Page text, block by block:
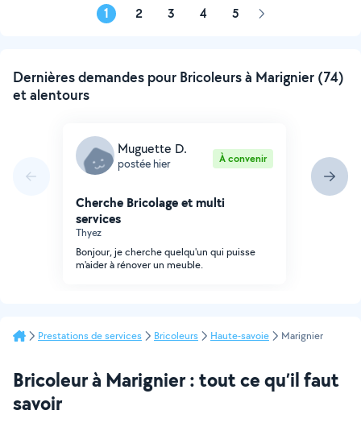
1 2 3 4 5 Page
Dernières demandes pour Bricoleurs à Marignier (74)
et alentours
Muguette D.
postée hier À convenir
Cherche Bricolage et multi
services
Thyez
Bonjour, je cherche quelqu'un qui puisse
m'aider à rénover un meuble.
Prestations de services Bricoleurs Haute-savoie Marignier
Bricoleur à Marignier : tout ce qu’il faut
savoir